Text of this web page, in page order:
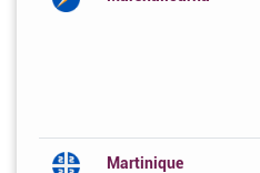
Martinique